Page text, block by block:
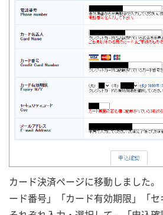
カード決済ページに移動しました
ード番号」「カード有効期限」「